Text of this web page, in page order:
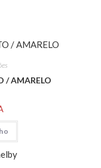
/ AMARELO